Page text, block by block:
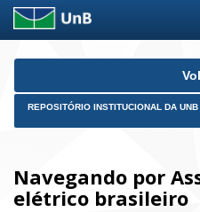
Skip
REPOSITÓRIO INSTITUCIONAL DA UNB
Navegando por
elétrico brasileiro